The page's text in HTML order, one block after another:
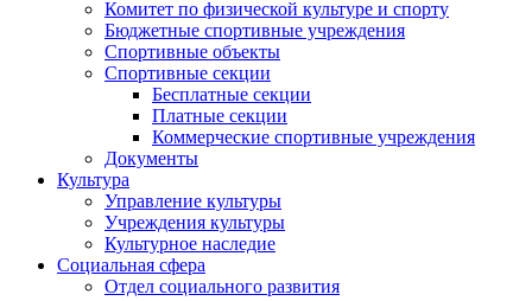
Комитет по физической культуре и спорту
Бюджетные спортивные учреждения
Спортивные объекты
Спортивные секции
Бесплатные секции
Платные секции
Коммерческие спортивные учреждения
Документы
Культура
Управление культуры
Учреждения культуры
Культурное наследие
Социальная сфера
Отдел социального развития